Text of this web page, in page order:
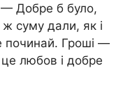
— Добре б було,
суму дали, як і
починай. Гроші —
любов і добре